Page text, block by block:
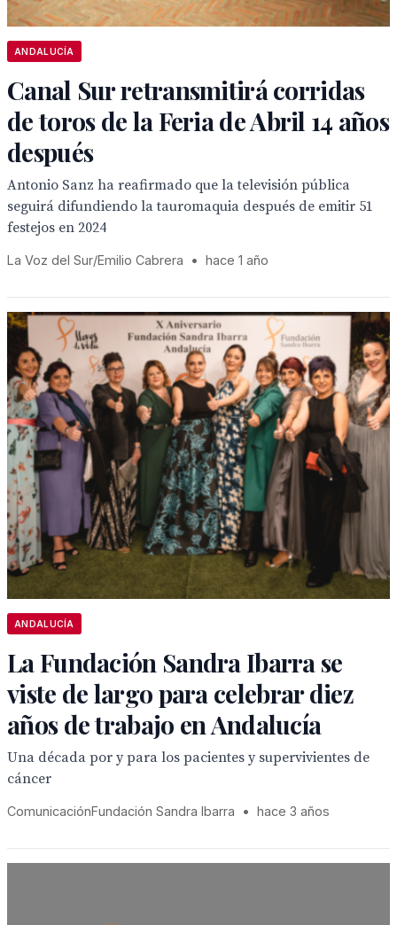
ANDALUCÍA
Canal Sur retransmitirá corridas
de toros de la Feria de Abril 14 años
después
Antonio Sanz ha reafirmado que la televisión pública
seguirá difundiendo la tauromaquia después de emitir 51
festejos en 2024
La Voz del Sur/Emilio Cabrera • hace 1 año
ANDALUCÍA
La Fundación Sandra Ibarra se
viste de largo para celebrar diez
años de trabajo en Andalucía
Una década por y para los pacientes y supervivientes de
cáncer
ComunicaciónFundación Sandra Ibarra • hace 3 años